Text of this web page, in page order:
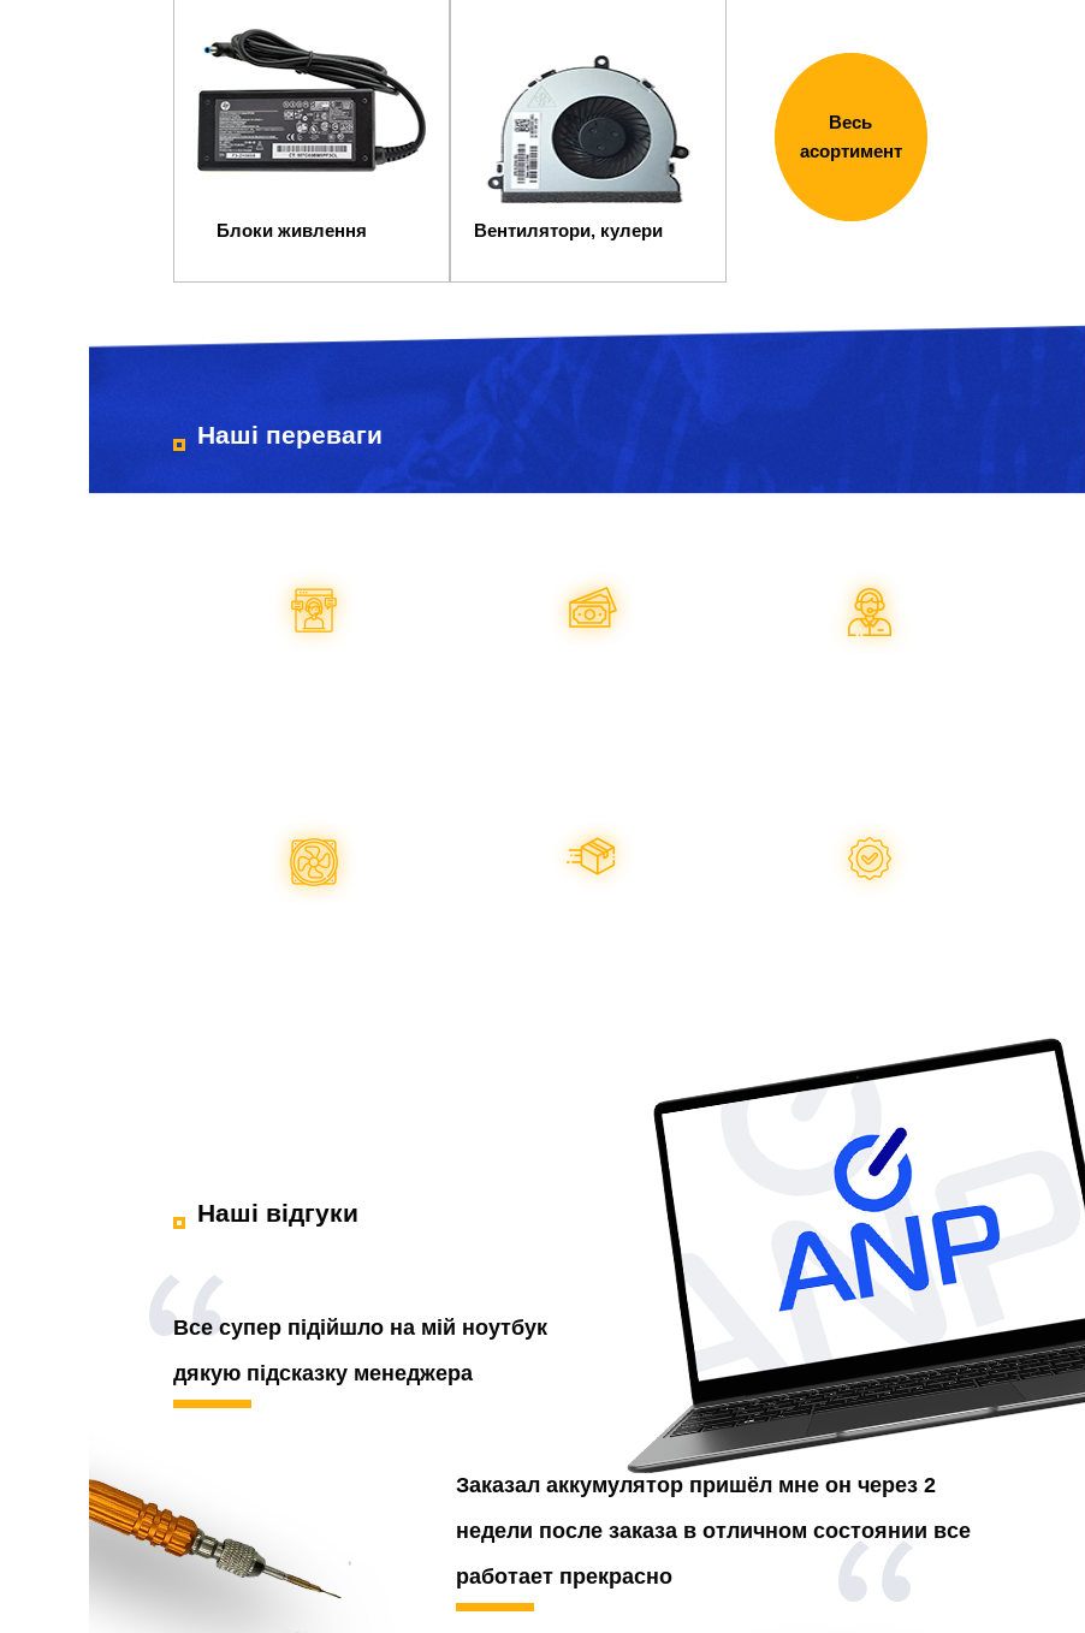
Блоки живлення Вентилятори, кулери
Весь
асортимент
Наші переваги
Наші відгуки
Все супер підійшло на мій ноутбук
дякую підсказку менеджера
Заказал аккумулятор пришёл мне он через 2
недели после заказа в отличном состоянии все
работает прекрасно